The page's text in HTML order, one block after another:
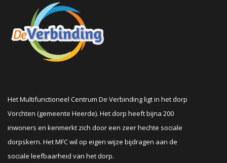
Het Multifunctioneel Centrum De Verbinding ligt in het dorp
Vorchten (gemeente Heerde). Het dorp heeft bijna 200
inwoners en kenmerkt zich door een zeer hechte sociale
dorpskern. Het MFC wil op eigen wijze bijdragen aan de
sociale leefbaarheid van het dorp.